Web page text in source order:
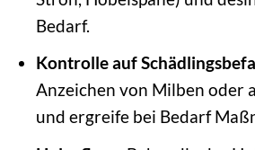
Bedarf.
Kontrolle auf
Anzeichen von Milben oder
und ergreife bei Bedarf